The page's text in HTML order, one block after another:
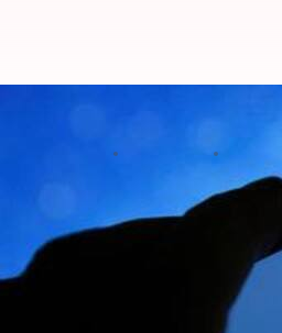
ज्यादा फेसबुक
क्या है खबर?
क्या आप भी उन लोगों में
अगर आपका जवाब हां है तो
इसके बाद सिर्फ आपकी पसंद